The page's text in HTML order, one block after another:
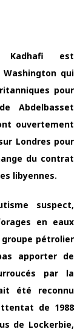
Kadhafi est
qui
pour
Abdelbasset
ouvertement
Londres pour
du contrat
libyennes.
suspect,
en eaux
pétrolier
apporter de
par la
été reconnu
de 1988
de Lockerbie,